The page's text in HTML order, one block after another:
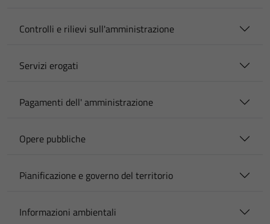
Controlli e rilievi sull'amministrazione
Servizi erogati
Pagamenti dell' amministrazione
Opere pubbliche
Pianificazione e governo del territorio
Informazioni ambientali